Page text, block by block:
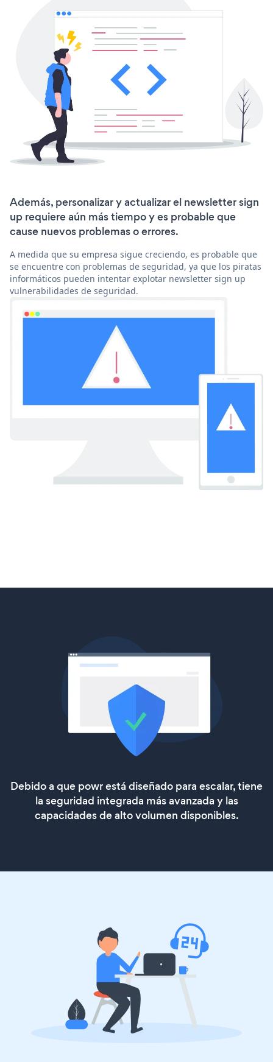
Además, personalizar y actualizar el newsletter sign
up requiere aún más tiempo y es probable que
cause nuevos problemas o errores.
A medida que su empresa sigue creciendo, es probable que
se encuentre con problemas de seguridad, ya que los piratas
informáticos pueden intentar explotar newsletter sign up
vulnerabilidades de seguridad.
Debido a que powr está diseñado para escalar, tiene
la seguridad integrada más avanzada y las
capacidades de alto volumen disponibles.